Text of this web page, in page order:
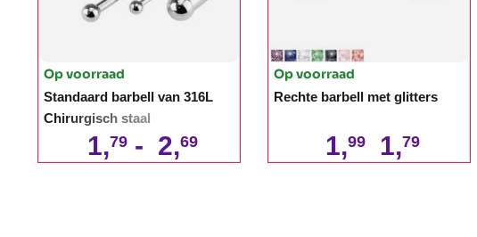
Op voorraad
Standaard barbell van 316L
Chirurgisch staal
1,79 - 2,69
Op voorraad
Rechte barbell met glitters
1,99 1,79